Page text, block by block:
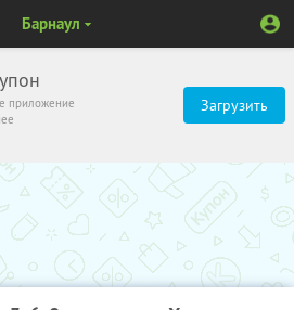
приложение
Загрузить
Барнаул